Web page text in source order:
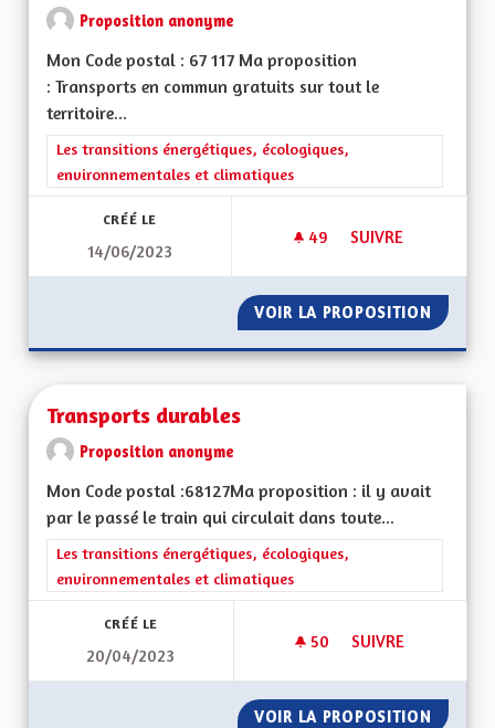
Proposition anonyme
Mon Code postal : 67 117 Ma proposition
: Transports en commun gratuits sur tout le
territoire...
Filtrer les résultats de la catégorie : Les transitions
Les transitions énergétiques, écologiques,
environnementales et climatiques
CRÉÉ LE
14/06/2023
49 49 ABONNÉS
SUIVRE
VOIR LA PROPOSITION
Transports durables
Proposition anonyme
Mon Code postal :68127Ma proposition : il y avait
par le passé le train qui circulait dans toute...
Filtrer les résultats de la catégorie : Les transitions
Les transitions énergétiques, écologiques,
environnementales et climatiques
CRÉÉ LE
20/04/2023
50 50 ABONNÉS
SUIVRE
VOIR LA PROPOSITION